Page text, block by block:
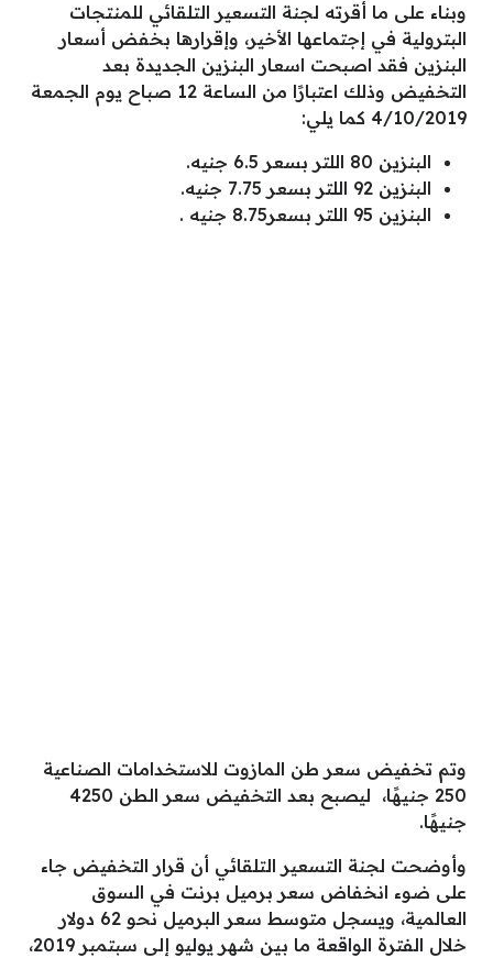
وبناء على ما أقرته لجنة التسعير التلقائي للمنتجات
البترولية في إجتماعها الأخير، وإقرارها بخفض أسعار
البنزين فقد اصبحت اسعار البنزين الجديدة بعد
التخفيض وذلك اعتبارًا من الساعة 12 صباح يوم الجمعة
4/10/2019 كما يلي:
البنزين 80 اللتر بسعر 6.5 جنيه.
البنزين 92 اللتر بسعر 7.75 جنيه.
البنزين 95 اللتر بسعر8.75 جنيه .
وتم تخفيض سعر طن المازوت للاستخدامات الصناعية
250 جنيهًا، ليصبح بعد التخفيض سعر الطن 4250
جنيهًا.
وأوضحت لجنة التسعير التلقائي أن قرار التخفيض جاء
على ضوء انخفاض سعر برميل برنت في السوق
العالمية، ويسجل متوسط سعر البرميل نحو 62 دولار
خلال الفترة الواقعة ما بين شهر يوليو إلى سبتمبر 2019،